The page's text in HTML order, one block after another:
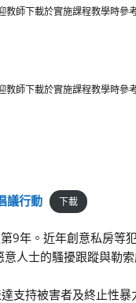
師下載於實施課程教學時參
師下載於實施課程教學時參
議行動 下載
9年。近年創意私房等
人士的騷擾跟蹤與勒
支持被害者及終止性